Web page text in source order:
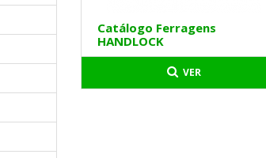
Catálogo Ferragens
HANDLOCK
VER